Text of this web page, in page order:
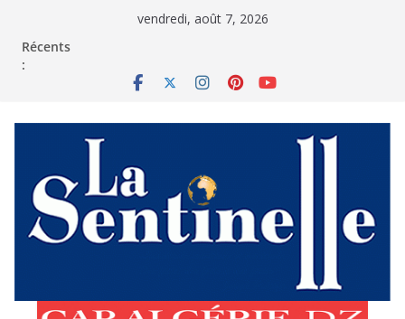
vendredi, août 7, 2026
Récents
: